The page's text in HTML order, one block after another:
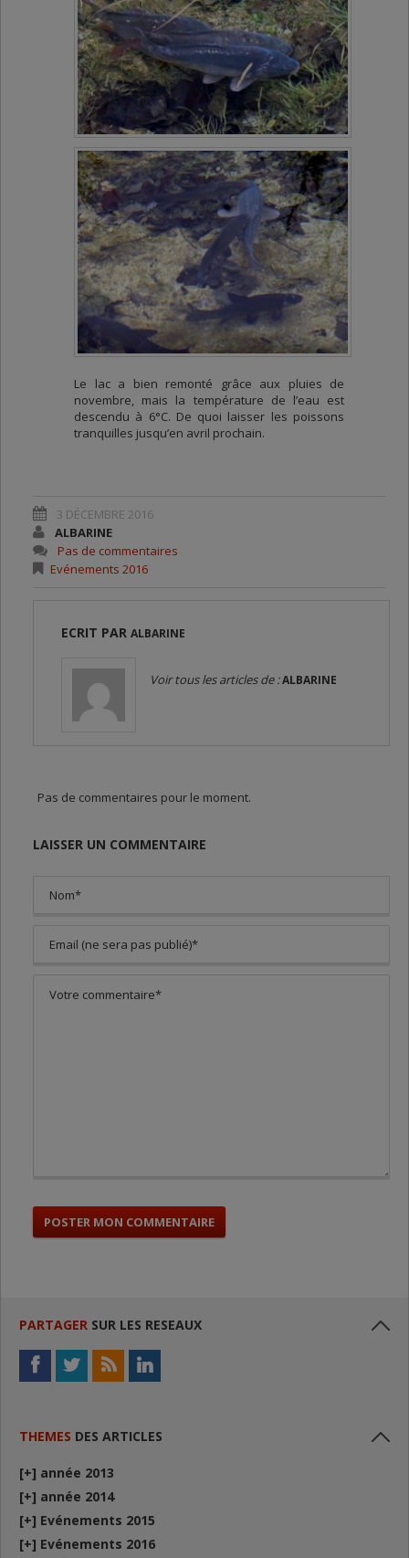
Le lac a bien remonté grâce aux pluies de
novembre, mais la température de l’eau est
descendu à 6°C. De quoi laisser les poissons
tranquilles jusqu’en avril prochain.
3 DÉCEMBRE 2016
ALBARINE
Pas de commentaires
Evénements 2016
ECRIT PAR ALBARINE
Voir tous les articles de :ALBARINE
Pas de commentaires pour le moment.
LAISSER UN COMMENTAIRE
PARTAGER SUR LES RESEAUX
THEMES DES ARTICLES
[+] année 2013
[+] année 2014
[+] Evénements 2015
[+] Evénements 2016